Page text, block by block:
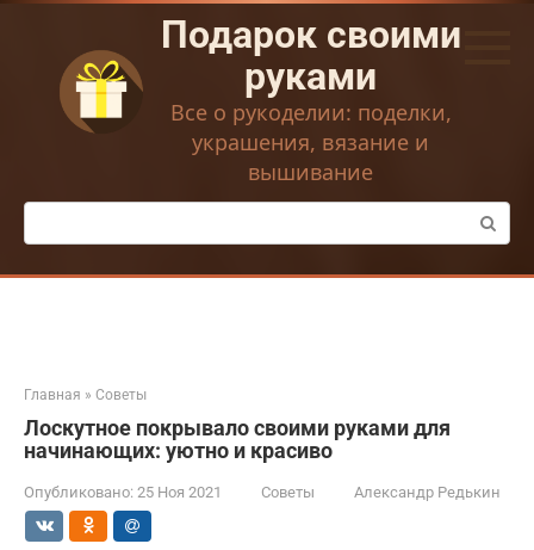
Перейти
контенту
Подарок своими
руками
Все о рукоделии: поделки,
украшения, вязание и
вышивание
Поиск:
Главная » Советы
Лоскутное покрывало своими руками для
начинающих: уютно и красиво
Опубликовано: 25 Ноя 2021 Советы Александр Редькин